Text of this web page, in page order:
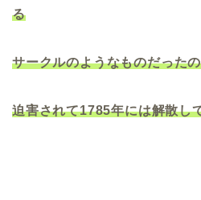
る
サークルのようなものだった
迫害されて1785年には解散し